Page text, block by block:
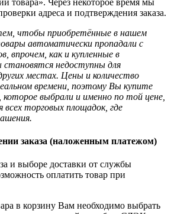
адреса и подтверждения заказа.
чтобы приобретённые в нашем
автоматически пропадали с
впрочем, как и купленные в
становятся недоступны для
местах. Цены и количество
времени, поэтому Вы купите
выбрали и именно по той цене,
всех торговых площадок, где
заказа (наложенным платежом)
и выборе доставки от службы
оплатить товар при
в корзину Вам необходимо выбрать